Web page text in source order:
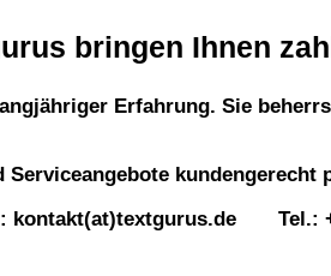
bringen Ihnen
Erfahrung. Sie
kontakt(at)textgurus.de Tel.: